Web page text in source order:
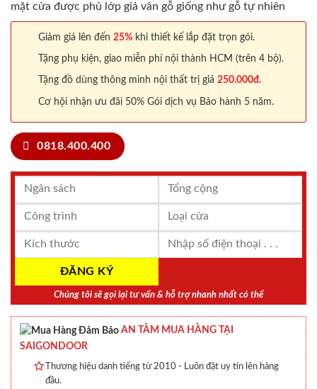
mặt cửa được phủ lớp giả vân gỗ giống như gỗ tự nhiên
Giảm giá lên đến 25% khi thiết kế lắp đặt trọn gói.
Tặng phụ kiện, giao miễn phí nội thành HCM (trên 4 bộ).
Tặng đồ dùng thông minh nội thất trị giá 250.000đ.
Cơ hội nhận ưu đãi 50% Gói dịch vụ Bảo hành 5 năm.
0818.400.400
Chúng tôi sẽ gọi lại tư vấn & hỗ trợ nhanh nhất có thể
AN TÂM MUA HÀNG TẠI
SAIGONDOOR
Thương hiệu danh tiếng từ 2010 - Luôn đặt uy tín lên hàng
đầu.